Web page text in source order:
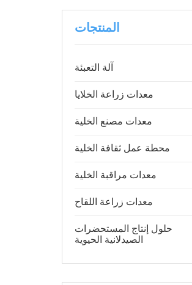
المنتجات
آلة التعبئة
معدات زراعة الخلايا
معدات مصنع الخلية
محطة عمل ثقافة الخلية
معدات مراقبة الخلية
معدات زراعة اللقاح
حلول إنتاج المستحضرات
الصيدلانية الحيوية